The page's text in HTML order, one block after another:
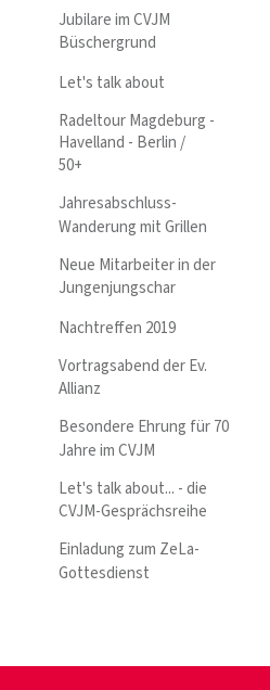
Jubilare im CVJM
Büschergrund
Let's talk about
Radeltour Magdeburg -
Havelland - Berlin /
50+
Jahresabschluss-
Wanderung mit Grillen
Neue Mitarbeiter in der
Jungenjungschar
Nachtreffen 2019
Vortragsabend der Ev.
Allianz
Besondere Ehrung für 70
Jahre im CVJM
Let's talk about... - die
CVJM-Gesprächsreihe
Einladung zum ZeLa-
Gottesdienst